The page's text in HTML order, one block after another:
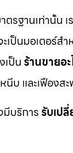
ตรฐานเท่านั้น
ป็นมอเตอร์ส
เป็นร้านขายอ
นีบ และเฟืองส
มีบริการรับเป